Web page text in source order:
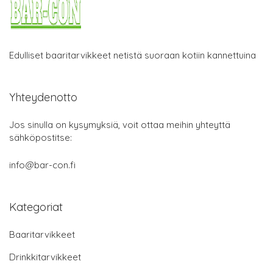
Edulliset baaritarvikkeet netistä suoraan kotiin kannettuina
Yhteydenotto
Jos sinulla on kysymyksiä, voit ottaa meihin yhteyttä
sähköpostitse:
info@bar-con.fi
Kategoriat
Baaritarvikkeet
Drinkkitarvikkeet